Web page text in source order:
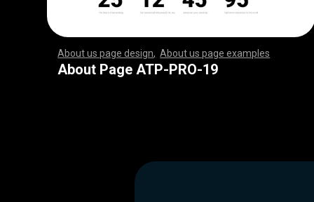
About us page design ,About us page examples
,,,,,,,,,,,,,,,,,,,,,,,, ,,,,,,,,,,,,,,,,,,,,,,,,,,,
,,,,,,,,,,,,,,,,,,,,,,,, ,,,,,,,,,,,,,,,,,,,,,,,,,,,
,,,,,,,,,,,,,,,,,,,,,,,, ,,,,,,,,,,,,,,,,,,,,,,,,,,,
,,,,,,,,,,,,,,,,,,,,,,,, ,,,,,,,,,,,,,,,,,,,,,,,,,,,
,,,,,,,,,,,,,,,,,,,,,,,, ,,,,,,,,,,,,,,,,,,,,,,,,,,,
,,,,,,,,,,,,,,,,,,,,,,,, ,,,,,,,,,,,,,,,,,,,,,,,,,,,
,,,,,,,,,,,,,,,,,,,,,,,, ,,,,,,,,,,,,,,,,,,,,,,,,,,,
,,,,,,,,,,,,,,,,,,,,,,,, ,,,,,,,,,,,,,,,,,,,,,,,,,,,
,,
About Page ATP-PRO-19